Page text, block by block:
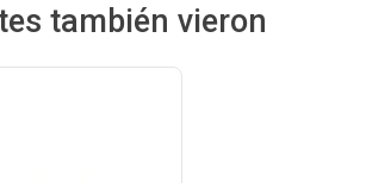
también vieron